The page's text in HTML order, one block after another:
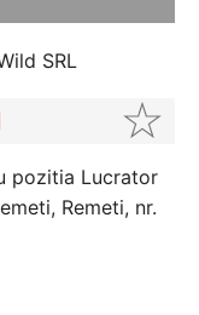
SRL
pozitia Lucrator
Remeti, nr.